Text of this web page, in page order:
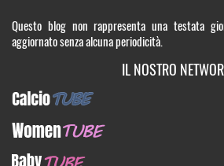
Questo blog non rappresenta una testata
aggiornato senza alcuna periodicità.
IL NOSTRO